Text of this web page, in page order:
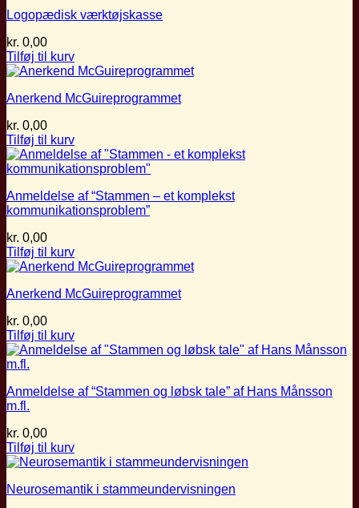
Logopædisk værktøjskasse
kr. 0,00
Tilføj til kurv
Anerkend McGuireprogrammet
kr. 0,00
Tilføj til kurv
Anmeldelse af “Stammen – et komplekst
kommunikationsproblem”
kr. 0,00
Tilføj til kurv
Anerkend McGuireprogrammet
kr. 0,00
Tilføj til kurv
Anmeldelse af “Stammen og løbsk tale” af Hans Månsson
m.fl.
kr. 0,00
Tilføj til kurv
Neurosemantik i stammeundervisningen